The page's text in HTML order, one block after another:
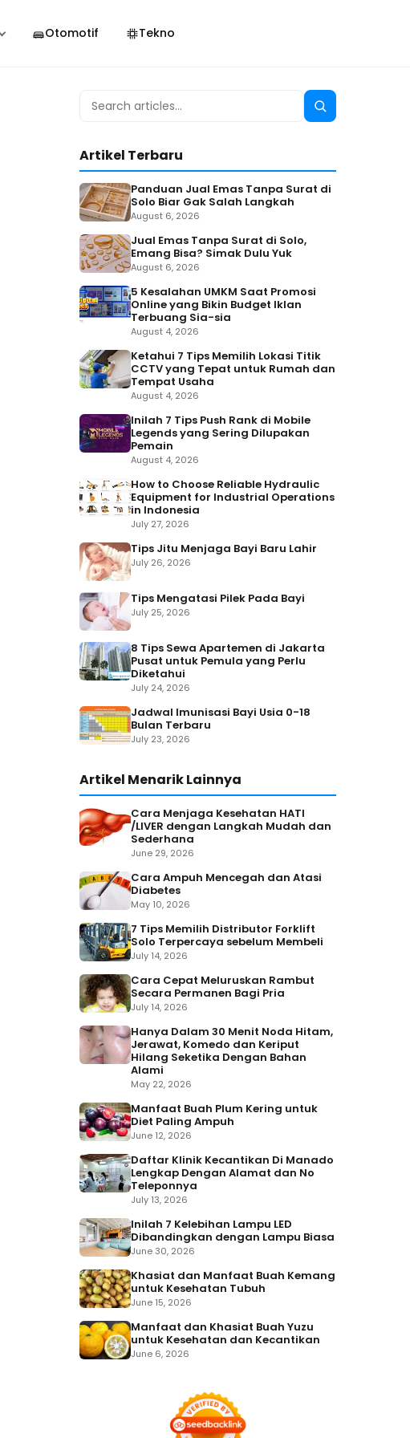
Otomotif Tekno
Search
Search
Artikel Terbaru
Panduan Jual Emas Tanpa Surat di
Solo Biar Gak Salah Langkah
August 6, 2026
Jual Emas Tanpa Surat di Solo,
Emang Bisa? Simak Dulu Yuk
August 6, 2026
5 Kesalahan UMKM Saat Promosi
Online yang Bikin Budget Iklan
Terbuang Sia-sia
August 4, 2026
Ketahui 7 Tips Memilih Lokasi Titik
CCTV yang Tepat untuk Rumah dan
Tempat Usaha
August 4, 2026
Inilah 7 Tips Push Rank di Mobile
Legends yang Sering Dilupakan
Pemain
August 4, 2026
How to Choose Reliable Hydraulic
Equipment for Industrial Operations
in Indonesia
July 27, 2026
Tips Jitu Menjaga Bayi Baru Lahir
July 26, 2026
Tips Mengatasi Pilek Pada Bayi
July 25, 2026
8 Tips Sewa Apartemen di Jakarta
Pusat untuk Pemula yang Perlu
Diketahui
July 24, 2026
Jadwal Imunisasi Bayi Usia 0-18
Bulan Terbaru
July 23, 2026
Artikel Menarik Lainnya
Cara Menjaga Kesehatan HATI
/LIVER dengan Langkah Mudah dan
Sederhana
June 29, 2026
Cara Ampuh Mencegah dan Atasi
Diabetes
May 10, 2026
7 Tips Memilih Distributor Forklift
Solo Terpercaya sebelum Membeli
July 14, 2026
Cara Cepat Meluruskan Rambut
Secara Permanen Bagi Pria
July 14, 2026
Hanya Dalam 30 Menit Noda Hitam,
Jerawat, Komedo dan Keriput
Hilang Seketika Dengan Bahan
Alami
May 22, 2026
Manfaat Buah Plum Kering untuk
Diet Paling Ampuh
June 12, 2026
Daftar Klinik Kecantikan Di Manado
Lengkap Dengan Alamat dan No
Teleponnya
July 13, 2026
Inilah 7 Kelebihan Lampu LED
Dibandingkan dengan Lampu Biasa
June 30, 2026
Khasiat dan Manfaat Buah Kemang
untuk Kesehatan Tubuh
June 15, 2026
Manfaat dan Khasiat Buah Yuzu
untuk Kesehatan dan Kecantikan
June 6, 2026